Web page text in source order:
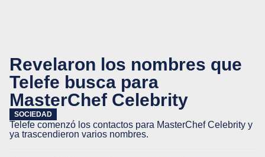
Revelaron los nombres que
Telefe busca para
MasterChef Celebrity
SOCIEDAD
Telefe comenzó los contactos para MasterChef Celebrity y
ya trascendieron varios nombres.